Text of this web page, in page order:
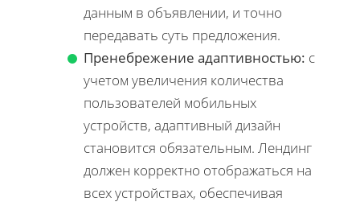
данным в объявлении, и точно
передавать суть предложения.
Пренебрежение адаптивностью: с
учетом увеличения количества
пользователей мобильных
устройств, адаптивный дизайн
становится обязательным. Лендинг
должен корректно отображаться на
всех устройствах, обеспечивая